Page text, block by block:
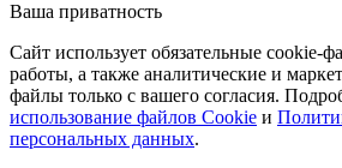
Ваша приватность
Сайт использует обязательные cookie-
работы, а также аналитические и
файлы только с вашего согласия.
использование файлов Cookie и
персональных данных.